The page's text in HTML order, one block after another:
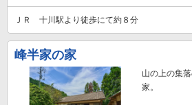
ＪＲ 十川駅より徒歩にて約８分
峰半家の家
山の上の集
家。